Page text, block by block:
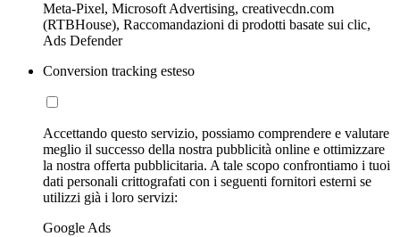
Meta-Pixel, Microsoft Advertising, creativecdn.com
(RTBHouse), Raccomandazioni di prodotti basate sui clic,
Ads Defender
Conversion tracking esteso
Accettando questo servizio, possiamo comprendere e valutare
meglio il successo della nostra pubblicità online e ottimizzare
la nostra offerta pubblicitaria. A tale scopo confrontiamo i tuoi
dati personali crittografati con i seguenti fornitori esterni se
utilizzi già i loro servizi:
Google Ads